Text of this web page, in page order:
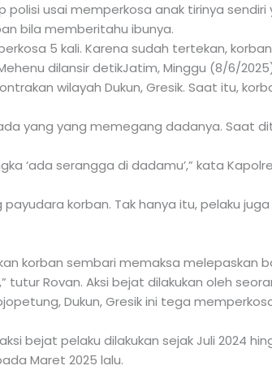
polisi usai memperkosa anak tirinya
bila memberitahu ibunya.
5 kali. Karena sudah tertekan,
dilansir detikJatim, Minggu (8/6/
wilayah Dukun, Gresik. Saat itu,
yang yang memegang dadanya. Saat
‘ada serangga di dadamu’,” kata
korban. Tak hanya itu, pelaku
korban sembari memaksa melepaskan
Rovan. Aksi bejat dilakukan oleh
Dukun, Gresik ini tega
bejat pelaku dilakukan sejak Juli 2024
Maret 2025 lalu.